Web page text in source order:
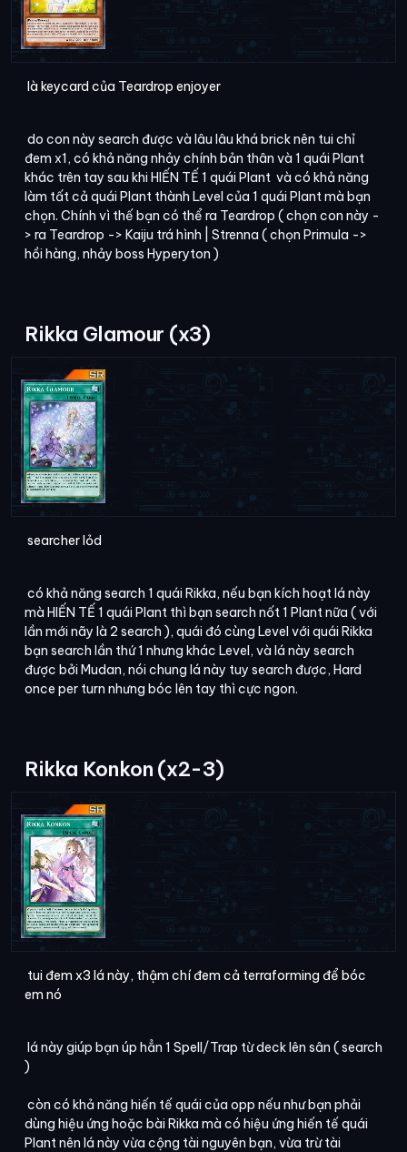
là keycard của Teardrop enjoyer
do con này search được và lâu lâu khá brick nên tui chỉ
đem x1, có khả năng nhảy chính bản thân và 1 quái Plant
khác trên tay sau khi HIẾN TẾ 1 quái Plant và có khả năng
làm tất cả quái Plant thành Level của 1 quái Plant mà bạn
chọn. Chính vì thế bạn có thể ra Teardrop ( chọn con này -
> ra Teardrop -> Kaiju trá hình | Strenna ( chọn Primula ->
hồi hàng, nhảy boss Hyperyton )
Rikka Glamour (x3)
searcher lỏd
có khả năng search 1 quái Rikka, nếu bạn kích hoạt lá này
mà HIẾN TẾ 1 quái Plant thì bạn search nốt 1 Plant nữa ( với
lần mới nãy là 2 search ), quái đó cùng Level với quái Rikka
bạn search lần thứ 1 nhưng khác Level, và lá này search
được bởi Mudan, nói chung lá này tuy search được, Hard
once per turn nhưng bóc lên tay thì cực ngon.
Rikka Konkon (x2-3)
tui đem x3 lá này, thậm chí đem cả terraforming để bóc
em nó
lá này giúp bạn úp hẳn 1 Spell/Trap từ deck lên sân ( search
)
còn có khả năng hiến tế quái của opp nếu như bạn phải
dùng hiệu ứng hoặc bài Rikka mà có hiệu ứng hiến tế quái
Plant nên lá này vừa cộng tài nguyên bạn, vừa trừ tài